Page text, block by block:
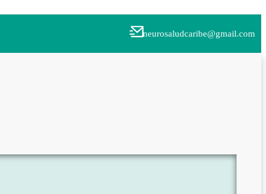
neurosaludcaribe@gmail.com